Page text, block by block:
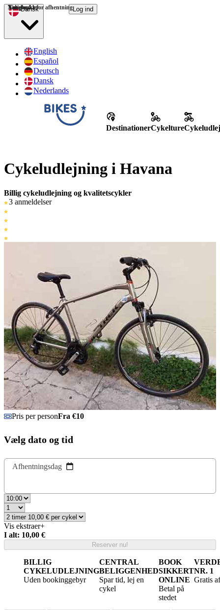
Dansk
English
Español
Deutsch
Dansk
Nederlands
Log ind
DestinationerCykelture
Cykeludlejning i Havana
Billig cykeludlejning og kvalitetscykler
3 anmeldelser
Pris per personFra €10
Vælg dato og tid
Afhentningsdag
Tidspunkt for afhentning
Antal cykler
Varighed
Vis ekstraer+
I alt: 10,00 €
Reserver nu!
BILLIG
CYKELUDLEJNING
Uden bookinggebyr
CENTRAL
BELIGGENHED
Spar tid, lej en
cykel
BOOK
SIKKERT
ONLINE
Betal på
stedet
NR. 1
Gratis